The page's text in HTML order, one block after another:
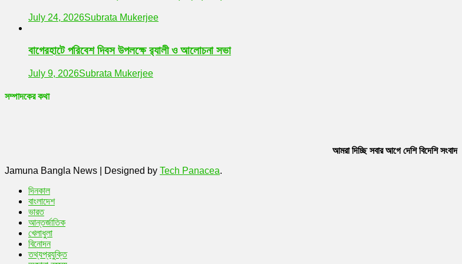
July 24, 2026Subrata Mukerjee
বাগেরহাটে পরিবেশ দিবস উপলক্ষে র‌্যালী ও আলোচনা সভা
July 9, 2026Subrata Mukerjee
সম্পাদকের কথা
আমরা দিচ্ছি সবার আগে দেশি বিদেশি সংবাদ
Jamuna Bangla News
Designed by Tech Panacea.
দিনকাল
বাংলাদেশ
ভারত
আন্তর্জাতিক
খেলাধুলা
বিনোদন
তথ্যপ্রযুক্তি